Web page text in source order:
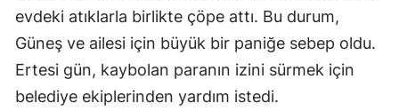
evdeki atıklarla birlikte çöpe attı. Bu durum,
Güneş ve ailesi için büyük bir paniğe sebep oldu.
Ertesi gün, kaybolan paranın izini sürmek için
belediye ekiplerinden yardım istedi.